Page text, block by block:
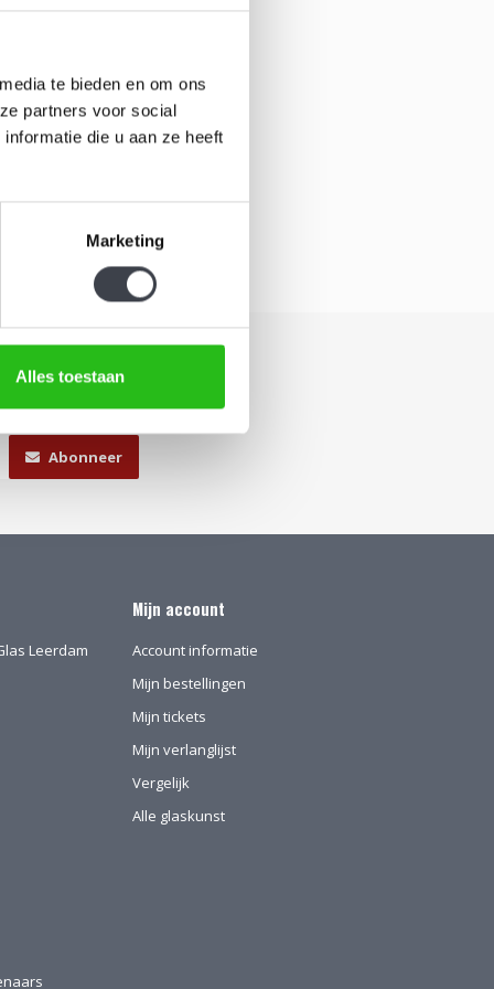
te bieden en om ons
partners voor social
die u aan ze heeft
Marketing
Alles toestaan
Abonneer
Leerdam
Mijn account
Account informatie
Mijn bestellingen
Mijn tickets
Mijn verlanglijst
Vergelijk
Alle glaskunst